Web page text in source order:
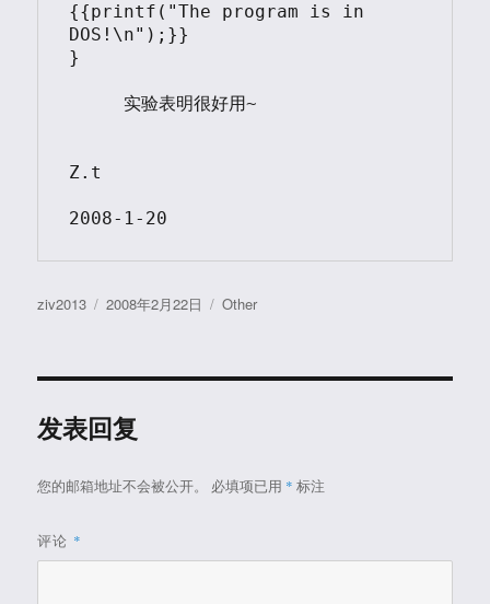
{{printf("The program is in
DOS!\n");}}
}
Z.t
2008-1-20
作
ziv2013
发
2008年2月22日
分
Other
发表回复
您的邮箱地址不会被公开。 必填项已用 * 标注
评论 *